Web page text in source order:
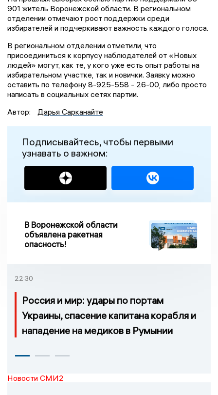
901 житель Воронежской области. В региональном
отделении отмечают рост поддержки среди
избирателей и подчеркивают важность каждого голоса.
В региональном отделении отметили, что
присоединиться к корпусу наблюдателей от «Новых
людей» могут, как те, у кого уже есть опыт работы на
избирательном участке, так и новички. Заявку можно
оставить по телефону 8-925-558 - 26-00, либо просто
написать в социальных сетях партии.
Автор:
Дарья Сарканайте
Подписывайтесь, чтобы первыми
узнавать о важном:
В Воронежской области
объявлена ракетная
опасность!
22:30
Россия и мир: удары по портам
Украины, спасение капитана корабля и
нападение на медиков в Румынии
Новости СМИ2